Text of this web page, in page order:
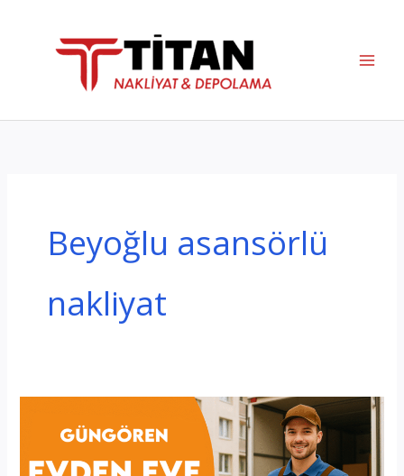
Beyoğlu asansörlü
nakliyat